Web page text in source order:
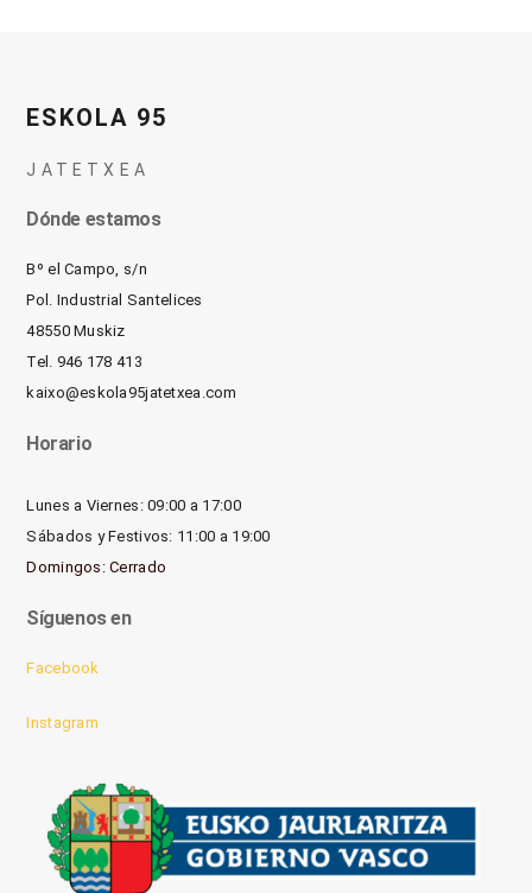
ESKOLA 95
JATETXEA
Dónde estamos
Bº el Campo, s/n
Pol. Industrial Santelices
48550 Muskiz
Tel. 946 178 413
kaixo@eskola95jatetxea.com
Horario
Lunes a Viernes: 09:00 a 17:00
Sábados y Festivos: 11:00 a 19:00
Domingos: Cerrado
Síguenos en
Facebook
Instagram